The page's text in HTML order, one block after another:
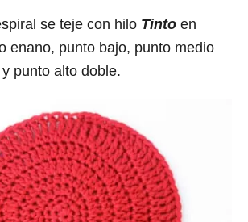
se teje con hilo Tinto en
enano, punto bajo, punto medio
punto alto doble.